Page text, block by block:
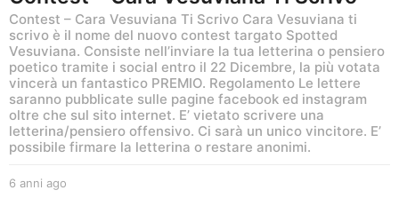
Contest – Cara Vesuviana Ti Scrivo Cara Vesuviana ti
scrivo è il nome del nuovo contest targato Spotted
Vesuviana. Consiste nell’inviare la tua letterina o pensiero
poetico tramite i social entro il 22 Dicembre, la più votata
vincerà un fantastico PREMIO. Regolamento Le lettere
saranno pubblicate sulle pagine facebook ed instagram
oltre che sul sito internet. E’ vietato scrivere una
letterina/pensiero offensivo. Ci sarà un unico vincitore. E’
possibile firmare la letterina o restare anonimi.
6 anni ago